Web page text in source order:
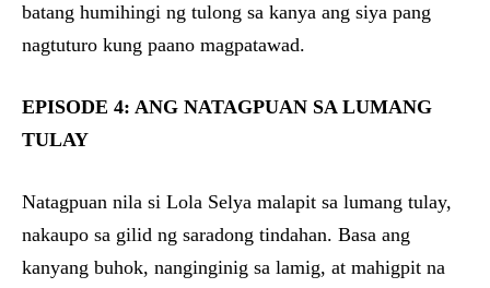
batang humihingi ng tulong sa kanya ang siya pang
nagtuturo kung paano magpatawad.
EPISODE 4: ANG NATAGPUAN SA LUMANG
TULAY
Natagpuan nila si Lola Selya malapit sa lumang tulay,
nakaupo sa gilid ng saradong tindahan. Basa ang
kanyang buhok, nanginginig sa lamig, at mahigpit na